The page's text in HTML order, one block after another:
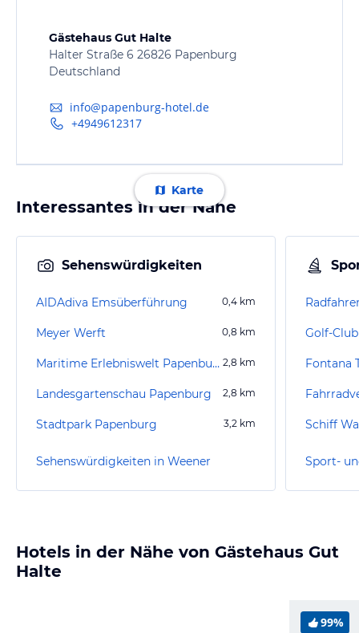
Gästehaus Gut Halte
Halter Straße 6 26826 Papenburg
Deutschland
info@papenburg-hotel.de
+4949612317
Karte
Interessantes in der Nähe
Sehenswürdigkeiten
AIDAdiva Emsüberführung 0,4 km
Meyer Werft 0,8 km
Maritime Erlebniswelt Papenburg 2,8 km
Landesgartenschau Papenburg 2,8 km
Stadtpark Papenburg 3,2 km
Sehenswürdigkeiten in Weener
Schiff
Sport-
Hotels in der Nähe von Gästehaus Gut
Halte
99%